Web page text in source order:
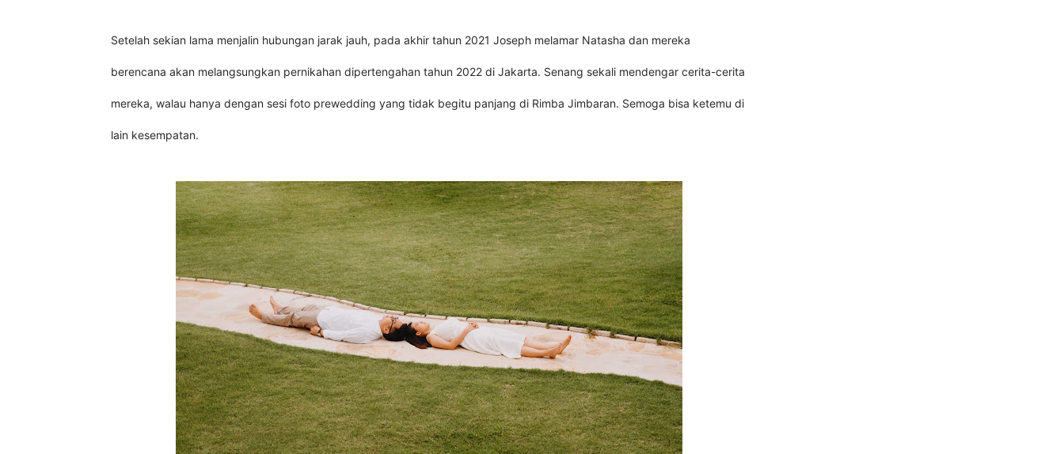
Setelah sekian lama menjalin hubungan jarak jauh, pada akhir tahun 2021 Joseph melamar Natasha dan mereka
berencana akan melangsungkan pernikahan dipertengahan tahun 2022 di Jakarta. Senang sekali mendengar cerita-cerita
mereka, walau hanya dengan sesi foto prewedding yang tidak begitu panjang di Rimba Jimbaran. Semoga bisa ketemu di
lain kesempatan.